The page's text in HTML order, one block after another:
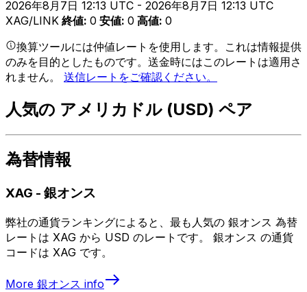
2026年8月7日 12:13 UTC - 2026年8月7日 12:13 UTC
XAG/LINK 終値: 0 安値: 0 高値: 0
換算ツールには仲値レートを使用します。これは情報提供
のみを目的としたものです。送金時にはこのレートは適用さ
れません。 送信レートをご確認ください。
人気の アメリカドル (USD) ペア
為替情報
XAG - 銀オンス
弊社の通貨ランキングによると、最も人気の 銀オンス 為替
レートは XAG から USD のレートです。 銀オンス の通貨
コードは XAG です。
More 銀オンス info